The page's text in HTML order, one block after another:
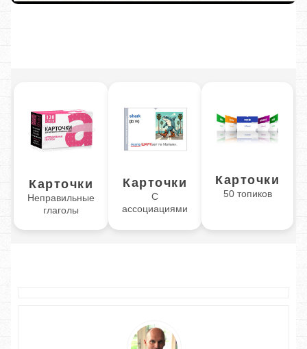
Карточки
Неправильные
глаголы
Карточки
С
ассоциациями
Карточки
50 топиков